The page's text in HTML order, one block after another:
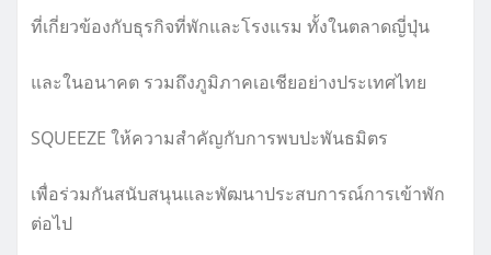
ที่เกี่ยวข้องกับธุรกิจที่พักและโรงแรม ทั้งในตลาดญี่ปุ่น
และในอนาคต รวมถึงภูมิภาคเอเชียอย่างประเทศไทย
SQUEEZE ให้ความสำคัญกับการพบปะพันธมิตร
เพื่อร่วมกันสนับสนุนและพัฒนาประสบการณ์การเข้าพัก
ต่อไป